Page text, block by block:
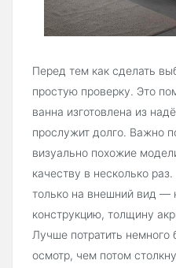
Перед тем как сделать
простую проверку. Это
ванна изготовлена из
прослужит долго. Важно
визуально похожие
качеству в несколько
только на внешний вид —
конструкцию, толщину
Лучше потратить
осмотр, чем потом